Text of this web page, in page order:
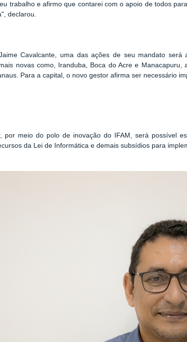
trabalho e afirmo que contarei com o apoio de todos
declarou.
Cavalcante, uma das ações de seu mandato será
novas como, Iranduba, Boca do Acre e
Para a capital, o novo gestor afirma ser necessário
por meio do polo de inovação do IFAM, será possível
da Lei de Informática e demais subsídios para